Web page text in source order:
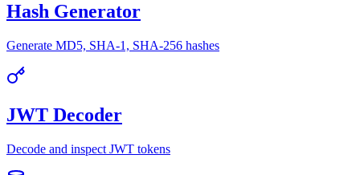
Hash Generator
Generate MD5, SHA-1, SHA-256 hashes
JWT Decoder
Decode and inspect JWT tokens